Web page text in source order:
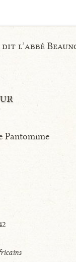
l’abbé
Pantomime